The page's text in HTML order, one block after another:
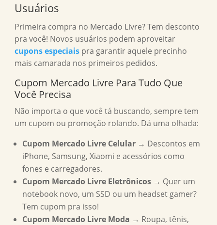
Usuários
Primeira compra no Mercado Livre? Tem desconto
pra você! Novos usuários podem aproveitar
cupons especiais pra garantir aquele precinho
mais camarada nos primeiros pedidos.
Cupom Mercado Livre Para Tudo Que
Você Precisa
Não importa o que você tá buscando, sempre tem
um cupom ou promoção rolando. Dá uma olhada:
Cupom Mercado Livre Celular → Descontos em
iPhone, Samsung, Xiaomi e acessórios como
fones e carregadores.
Cupom Mercado Livre Eletrônicos → Quer um
notebook novo, um SSD ou um headset gamer?
Tem cupom pra isso!
Cupom Mercado Livre Moda → Roupa, tênis,